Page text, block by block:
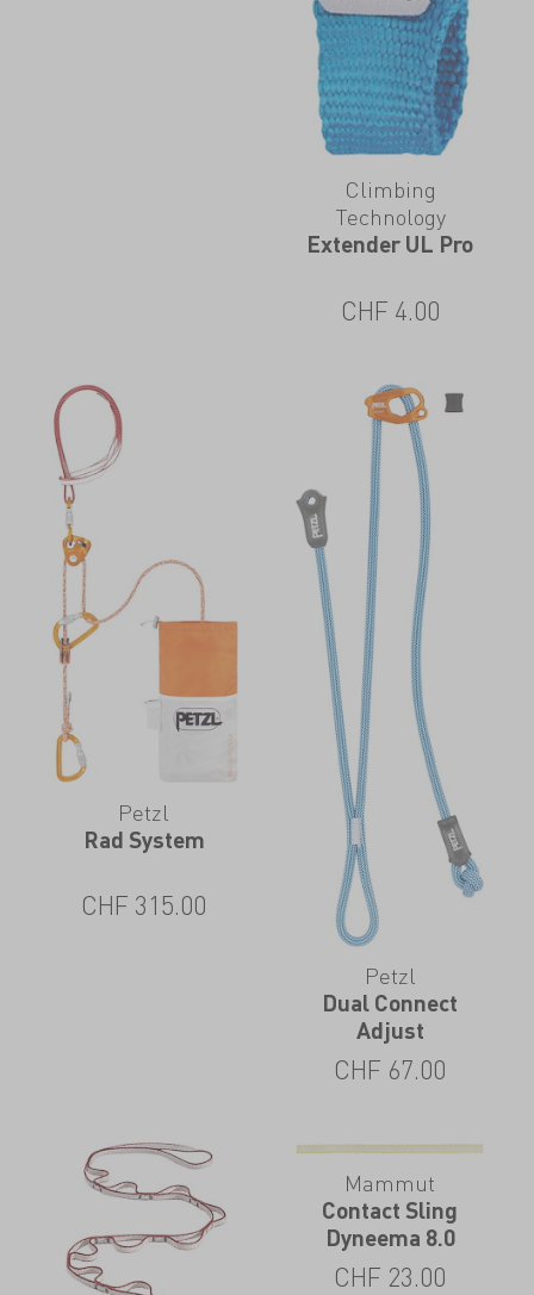
Climbing
Technology
Extender UL Pro
CHF 4.00
Petzl
Rad System
CHF 315.00
Petzl
Dual Connect
Adjust
CHF 67.00
Mammut
Contact Sling
Dyneema 8.0
CHF 23.00